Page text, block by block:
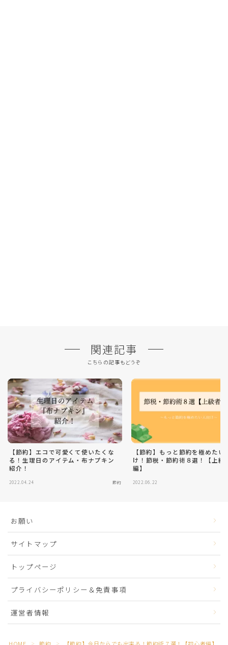
関連記事
こちらの記事もどうぞ
【節約】エコで可愛くて使いたくな
る！生理日のアイテム・布ナプキン
紹介！
2022.04.24 節約
【節約】もっと節約を極めたい
け！節税・節約術８選！【上級
編】
2022.06.22
お願い
サイトマップ
トップページ
プライバシーポリシー＆免責事項
運営者情報
HOME ＞ 節約 ＞ 【節約】今日からでも出来る！節約術７選！【初心者編】